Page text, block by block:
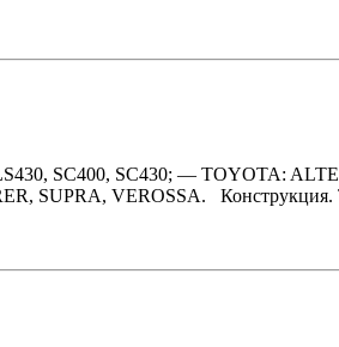
SC400, SC430; — TOYOTA:
SUPRA, VEROSSA. Конструкция.